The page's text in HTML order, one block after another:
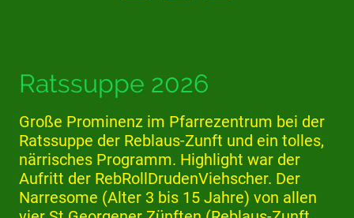
Ratssuppe 2026
Große Prominenz im Pfarrezentrum bei der
Ratssuppe der Reblaus-Zunft und ein tolles,
närrisches Programm. Highlight war der
Aufritt der RebRollDrudenViehscher. Der
Narresome (Alter 3 bis 15 Jahre) von allen